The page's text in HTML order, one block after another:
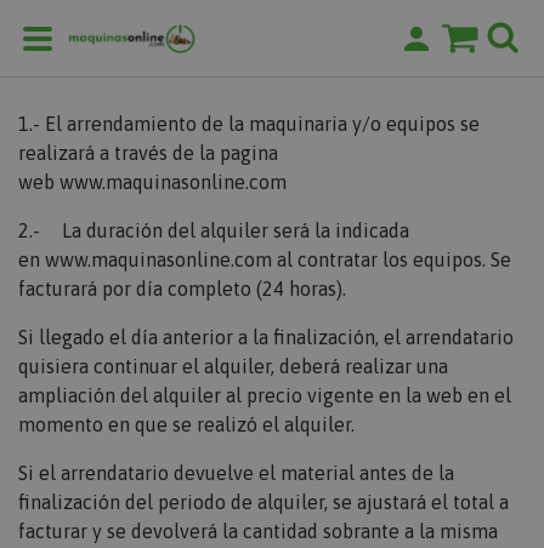
1.- El arrendamiento de la maquinaria y/o equipos se
realizará a través de la pagina
web www.maquinasonline.com
2.- La duración del alquiler será la indicada
en www.maquinasonline.com al contratar los equipos. Se
facturará por día completo (24 horas).
Si llegado el día anterior a la finalización, el arrendatario
quisiera continuar el alquiler, deberá realizar una
ampliación del alquiler al precio vigente en la web en el
momento en que se realizó el alquiler.
Si el arrendatario devuelve el material antes de la
finalización del periodo de alquiler, se ajustará el total a
facturar y se devolverá la cantidad sobrante a la misma